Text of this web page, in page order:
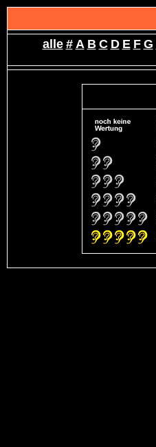
alle # A B C D E F G